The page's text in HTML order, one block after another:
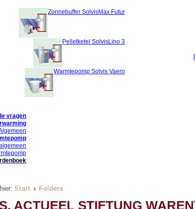
Zonnebuffer SolvisMax Futur
Pelletketel SolvisLino 3
Warmtepomp Solvis Vaero
vragen
Start Folders
ACTUEEL STIFTUNG